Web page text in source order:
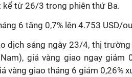
kể từ 26/3 trong phiên thứ Ba.
6 tăng 0,7% lên 4.753 USD/
dịch sáng ngày 23/4, thị
giá vàng giao ngay giảm
vàng giao tháng 6 giảm 0,26%